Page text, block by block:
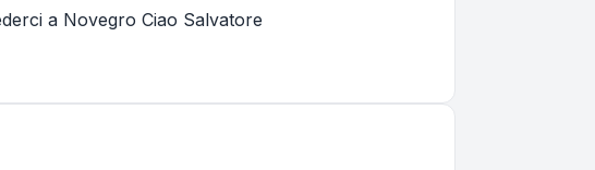
a Novegro Ciao Salvatore